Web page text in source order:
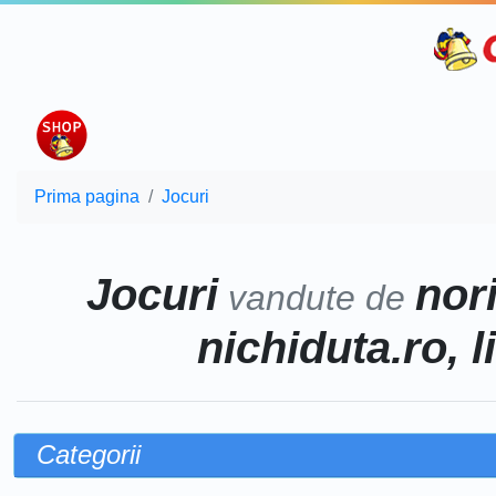
Prima pagina Jocuri
Jocuri vandute de
nichiduta.ro,
Categorii